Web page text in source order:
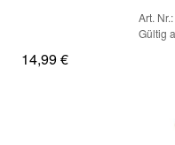
Art.
Gültig
14,99 €